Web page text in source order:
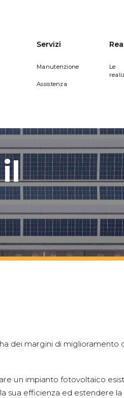
Servizi
Manutenzione
Assistenza
Le
dei margini di miglioramento
un impianto fotovoltaico
sua efficienza ed estendere